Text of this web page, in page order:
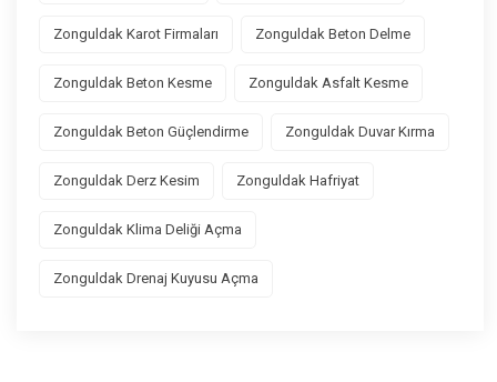
Zonguldak Karot Firmaları Zonguldak Beton Delme
Zonguldak Beton Kesme Zonguldak Asfalt Kesme
Zonguldak Beton Güçlendirme Zonguldak Duvar Kırma
Zonguldak Derz Kesim Zonguldak Hafriyat
Zonguldak Klima Deliği Açma
Zonguldak Drenaj Kuyusu Açma